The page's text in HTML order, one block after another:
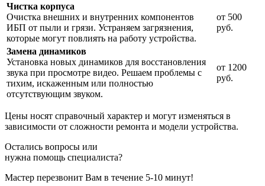
Чистка корпуса
Очистка внешних и внутренних компонентов
ИБП от пыли и грязи. Устраняем загрязнения,
которые могут повлиять на работу устройства.
от 500
руб.
Замена динамиков
Установка новых динамиков для восстановления
звука при просмотре видео. Решаем проблемы с
тихим, искаженным или полностью
отсутствующим звуком.
от 1200
руб.
Цены носят справочный характер и могут изменяться в
зависимости от сложности ремонта и модели устройства.
Остались вопросы или
нужна помощь специалиста?
Мастер перезвонит Вам в течение 5-10 минут!